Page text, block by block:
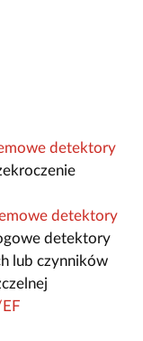
detektory
detektory
detektory
lub czynników